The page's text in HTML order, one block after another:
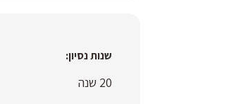
שנות נסיון:
20 שנה